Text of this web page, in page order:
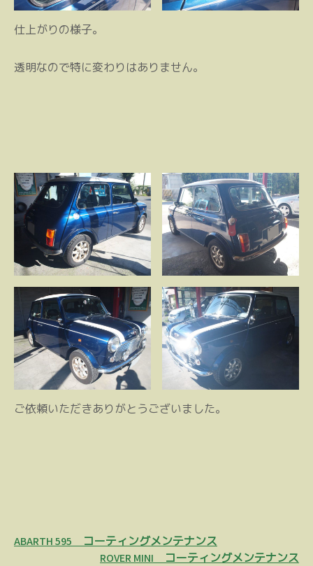
仕上がりの様子。
透明なので特に変わりはありません。
ご依頼いただきありがとうございました。
投
ABARTH 595 コーティングメンテナンス
ROVER MINI コーティングメンテナンス